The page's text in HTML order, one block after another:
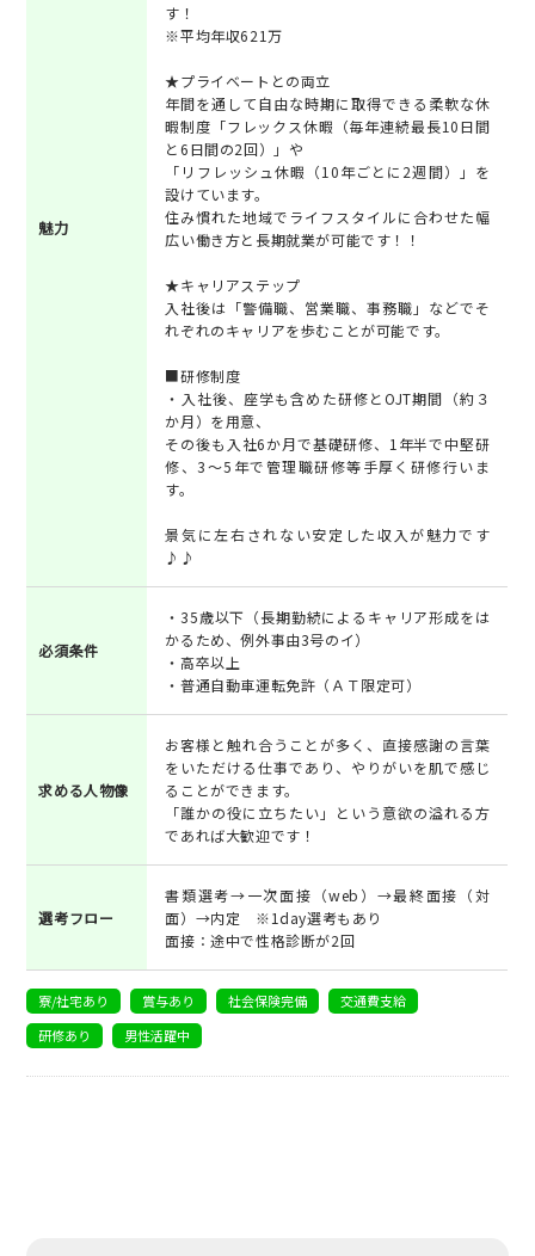
魅力
す！
※平均年収621万
★プライベートとの両立
年間を通して自由な時期に取得できる柔軟な休
暇制度「フレックス休暇（毎年連続最長10日間
と6日間の2回）」や
「リフレッシュ休暇（10年ごとに2週間）」を
設けています。
住み慣れた地域でライフスタイルに合わせた幅
広い働き方と長期就業が可能です！！
★キャリアステップ
入社後は「警備職、営業職、事務職」などでそ
れぞれのキャリアを歩むことが可能です。
■研修制度
・入社後、座学も含めた研修とOJT期間（約３
か月）を用意、
その後も入社6か月で基礎研修、1年半で中堅研
修、3～5年で管理職研修等手厚く研修行いま
す。
景気に左右されない安定した収入が魅力です
♪♪
必須条件
・35歳以下（長期勤続によるキャリア形成をは
かるため、例外事由3号のイ）
・高卒以上
・普通自動車運転免許（ＡＴ限定可）
求める人物像
お客様と触れ合うことが多く、直接感謝の言葉
をいただける仕事であり、やりがいを肌で感じ
ることができます。
「誰かの役に立ちたい」という意欲の溢れる方
であれば大歓迎です！
選考フロー
書類選考→一次面接（web）→最終面接（対
面）→内定 ※1day選考もあり
面接：途中で性格診断が2回
寮/社宅あり 賞与あり 社会保険完備
交通費支給
研修あり
男性活躍中